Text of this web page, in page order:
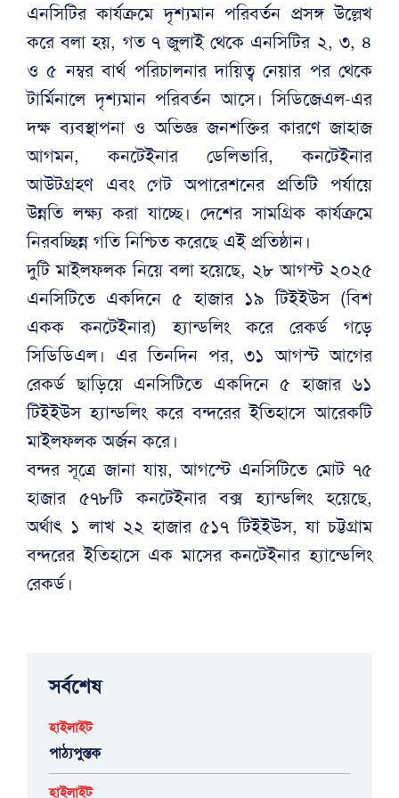
এনসিটির কার্যক্রমে দৃশ্যমান পরিবর্তন প্রসঙ্গ উল্লেখ
করে বলা হয়, গত ৭ জুলাই থেকে এনসিটির ২, ৩, ৪
ও ৫ নম্বর বার্থ পরিচালনার দায়িত্ব নেয়ার পর থেকে
টার্মিনালে দৃশ্যমান পরিবর্তন আসে। সিডিজেএল-এর
দক্ষ ব্যবস্থাপনা ও অভিজ্ঞ জনশক্তির কারণে জাহাজ
আগমন, কনটেইনার ডেলিভারি, কনটেইনার
আউটগ্রহণ এবং গেট অপারেশনের প্রতিটি পর্যায়ে
উন্নতি লক্ষ্য করা যাচ্ছে। দেশের সামগ্রিক কার্যক্রমে
নিরবচ্ছিন্ন গতি নিশ্চিত করেছে এই প্রতিষ্ঠান।
দুটি মাইলফলক নিয়ে বলা হয়েছে, ২৮ আগস্ট ২০২৫
এনসিটিতে একদিনে ৫ হাজার ১৯ টিইইউস (বিশ
একক কনটেইনার) হ্যান্ডলিং করে রেকর্ড গড়ে
সিডিডিএল। এর তিনদিন পর, ৩১ আগস্ট আগের
রেকর্ড ছাড়িয়ে এনসিটিতে একদিনে ৫ হাজার ৬১
টিইইউস হ্যান্ডলিং করে বন্দরের ইতিহাসে আরেকটি
মাইলফলক অর্জন করে।
বন্দর সূত্রে জানা যায়, আগস্টে এনসিটিতে মোট ৭৫
হাজার ৫৭৮টি কনটেইনার বক্স হ্যান্ডলিং হয়েছে,
অর্থাৎ ১ লাখ ২২ হাজার ৫১৭ টিইইউস, যা চট্টগ্রাম
বন্দরের ইতিহাসে এক মাসের কনটেইনার হ্যান্ডেলিং
রেকর্ড।
সর্বশেষ
হাইলাইট
পাঠ্যপুস্তক
হাইলাইট